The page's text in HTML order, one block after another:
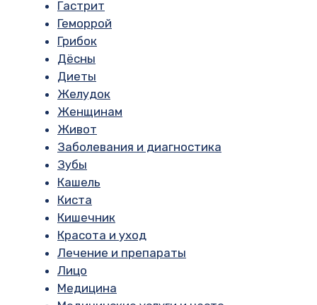
Гастрит
Геморрой
Грибок
Дёсны
Диеты
Желудок
Женщинам
Живот
Заболевания и диагностика
Зубы
Кашель
Киста
Кишечник
Красота и уход
Лечение и препараты
Лицо
Медицина